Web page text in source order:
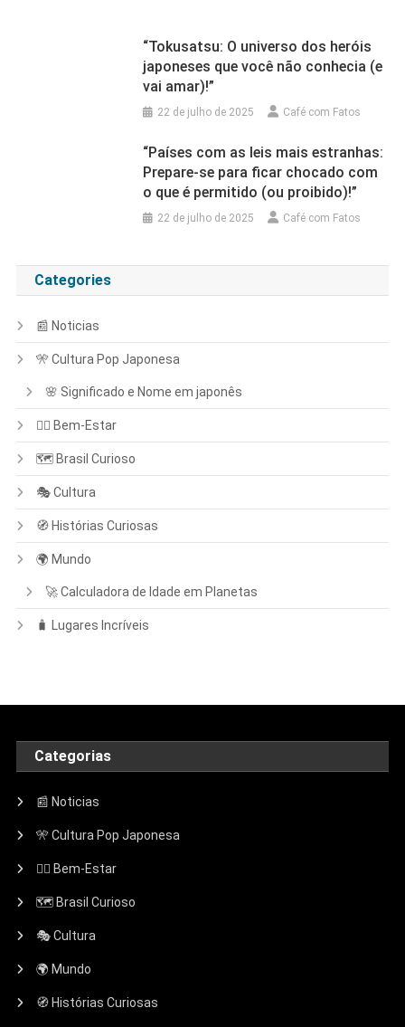
“Tokusatsu: O universo dos heróis
japoneses que você não conhecia (e
vai amar)!”
22 de julho de 2025 Café com Fatos
“Países com as leis mais estranhas:
Prepare-se para ficar chocado com
o que é permitido (ou proibido)!”
22 de julho de 2025 Café com Fatos
Categories
📰 Noticias
🎌 Cultura Pop Japonesa
🌸 Significado e Nome em japonês
🧘‍♀️ Bem-Estar
🗺️ Brasil Curioso
🎭 Cultura
🧭 Histórias Curiosas
🌍 Mundo
🚀 Calculadora de Idade em Planetas
🧳 Lugares Incríveis
Categorias
📰 Noticias
🎌 Cultura Pop Japonesa
🧘‍♀️ Bem-Estar
🗺️ Brasil Curioso
🎭 Cultura
🌍 Mundo
🧭 Histórias Curiosas